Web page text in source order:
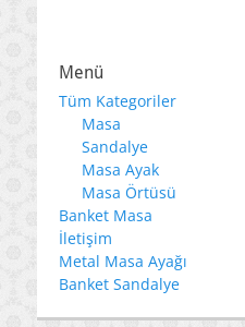
Menü
Tüm Kategoriler
Masa
Sandalye
Masa Ayak
Masa Örtüsü
Banket Masa
İletişim
Metal Masa Ayağı
Banket Sandalye